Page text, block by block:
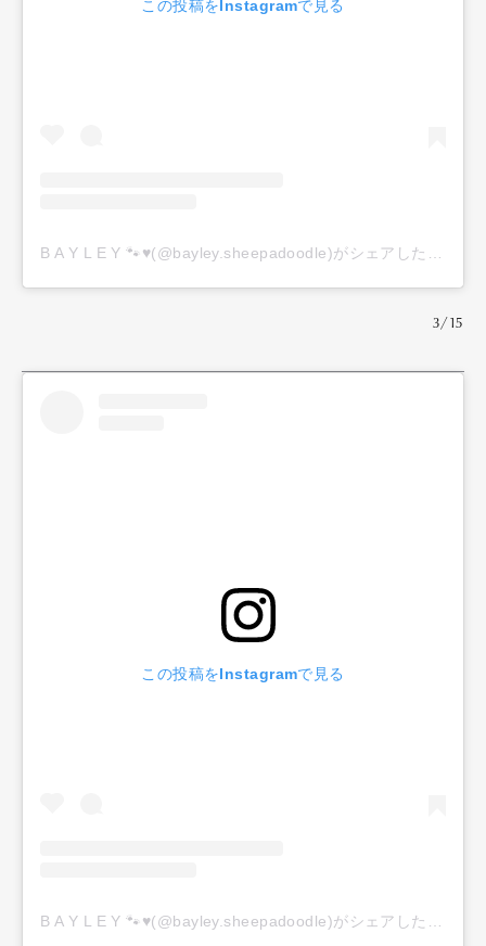
この投稿をInstagramで見る
B A Y L E Y 🐾♥️(@bayley.sheepadoodle)がシェアした投稿
3/15
この投稿をInstagramで見る
B A Y L E Y 🐾♥️(@bayley.sheepadoodle)がシェアした投稿